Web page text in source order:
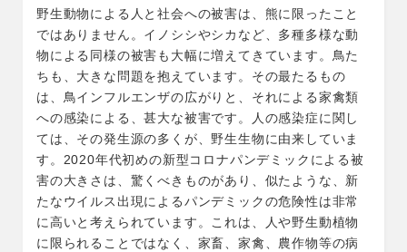
野生動物による人と社会への被害は、熊に限ったこと
ではありません。イノシシやシカなど、多種多様な動
物による同様の被害も大幅に増えてきています。鳥た
ちも、大きな問題を抱えています。その最たるもの
は、鳥インフルエンザの広がりと、それによる家禽類
への感染による、甚大な被害です。人の感染症に関し
ては、その発生源の多くが、野生生物に由来していま
す。2020年代初めの新型コロナパンデミックによる被
害の大きさは、驚くべきものがあり、似たような、新
たなウイルス出現によるパンデミックの危険性は非常
に高いと考えられています。これは、人や野生動植物
に限られることではなく、家畜、家禽、農作物等の病